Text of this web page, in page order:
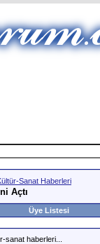
Sanat Haberleri
Açtı
Üye Listesi
sanat haberleri...